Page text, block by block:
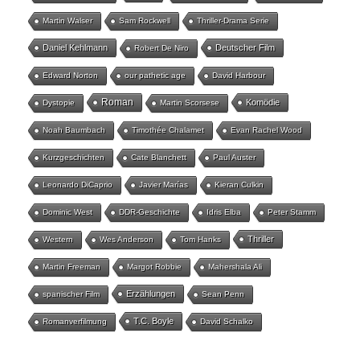
Martin Walser Sam Rockwell Thriller-Drama Serie
Daniel Kehlmann Robert De Niro Deutscher Film
Edward Norton our pathetic age David Harbour
Dystopie Roman Martin Scorsese Komödie
Noah Baumbach Timothée Chalamet Evan Rachel Wood
Kurzgeschichten Cate Blanchett Paul Auster
Leonardo DiCaprio Javier Marías Kieran Culkin
Dominic West DDR-Geschichte Idris Elba Peter Stamm
Western Wes Anderson Tom Hanks Thriller
Martin Freeman Margot Robbie Mahershala Ali
spanischer Film Erzählungen Sean Penn
Romanverfilmung T.C. Boyle David Schalko